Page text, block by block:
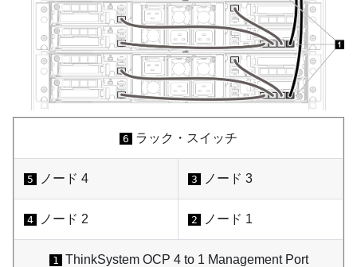
6 ラック・スイッチ
5 ノード 4 3 ノード 3
4 ノード 2 2 ノード 1
1
ThinkSystem OCP 4 to 1 Management Port